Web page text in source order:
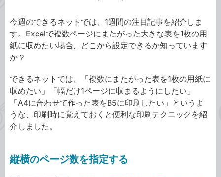
今週のできるネットでは、1週間の注目記事を紹介しま
す。Excelで複数ページにまたがった大きな表を1枚の用
紙に収めたい場合、どこから設定できるか知っています
か？
できるネットでは、「複数にまたがった表を1枚の用紙に
収めたい」「幅だけ1ページに収まるようにしたい」
「A4に合わせて作った表をB5に印刷したい」というよ
うな、印刷時に覚えておくと便利な印刷テクニックを紹
介しました。
縦横のページ数を指定する